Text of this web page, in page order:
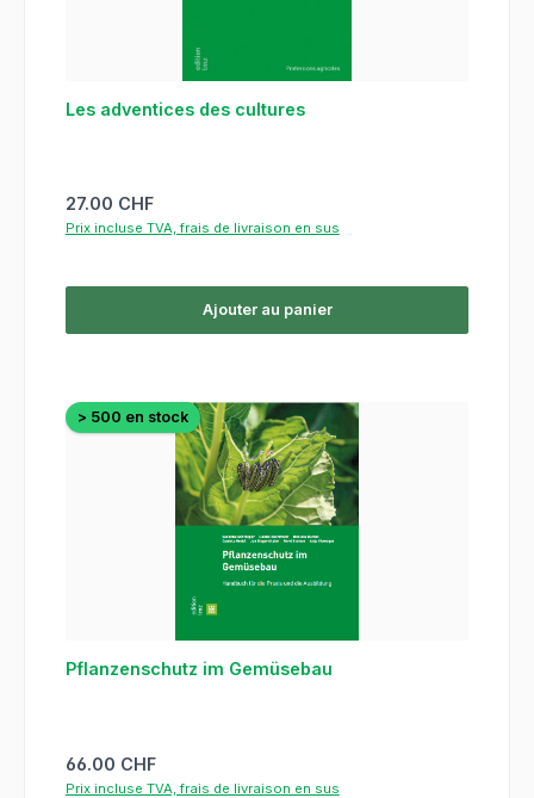
Les adventices des cultures
Prix régulier :
27.00 CHF
Prix incluse TVA, frais de livraison en sus
Ajouter au panier
> 500 en stock
Pflanzenschutz im Gemüsebau
Prix régulier :
66.00 CHF
Prix incluse TVA, frais de livraison en sus